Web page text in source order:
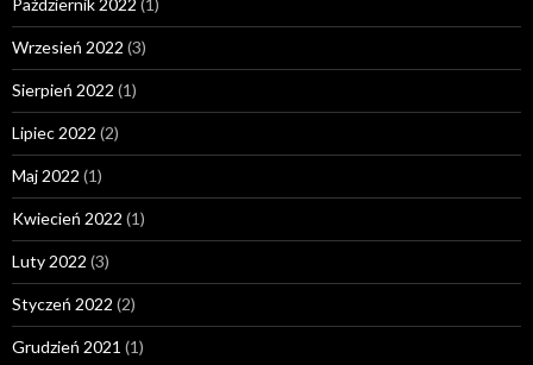
Wrzesień 2022 (3)
Sierpień 2022 (1)
Lipiec 2022 (2)
Maj 2022 (1)
Kwiecień 2022 (1)
Luty 2022 (3)
Styczeń 2022 (2)
Grudzień 2021 (1)